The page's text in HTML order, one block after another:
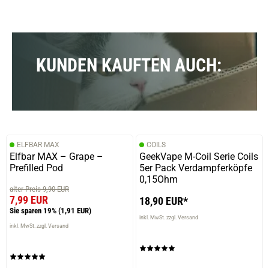
next
KUNDEN KAUFTEN AUCH:
ELFBAR MAX
Elfbar MAX – Grape –
Prefilled Pod
alter Preis 9,90 EUR
7,99 EUR
Sie sparen 19% (1,91 EUR)
inkl. MwSt. zzgl. Versand
COILS
GeekVape M-Coil Serie Coils
5er Pack Verdampferköpfe
0,15Ohm
18,90 EUR*
inkl. MwSt. zzgl. Versand